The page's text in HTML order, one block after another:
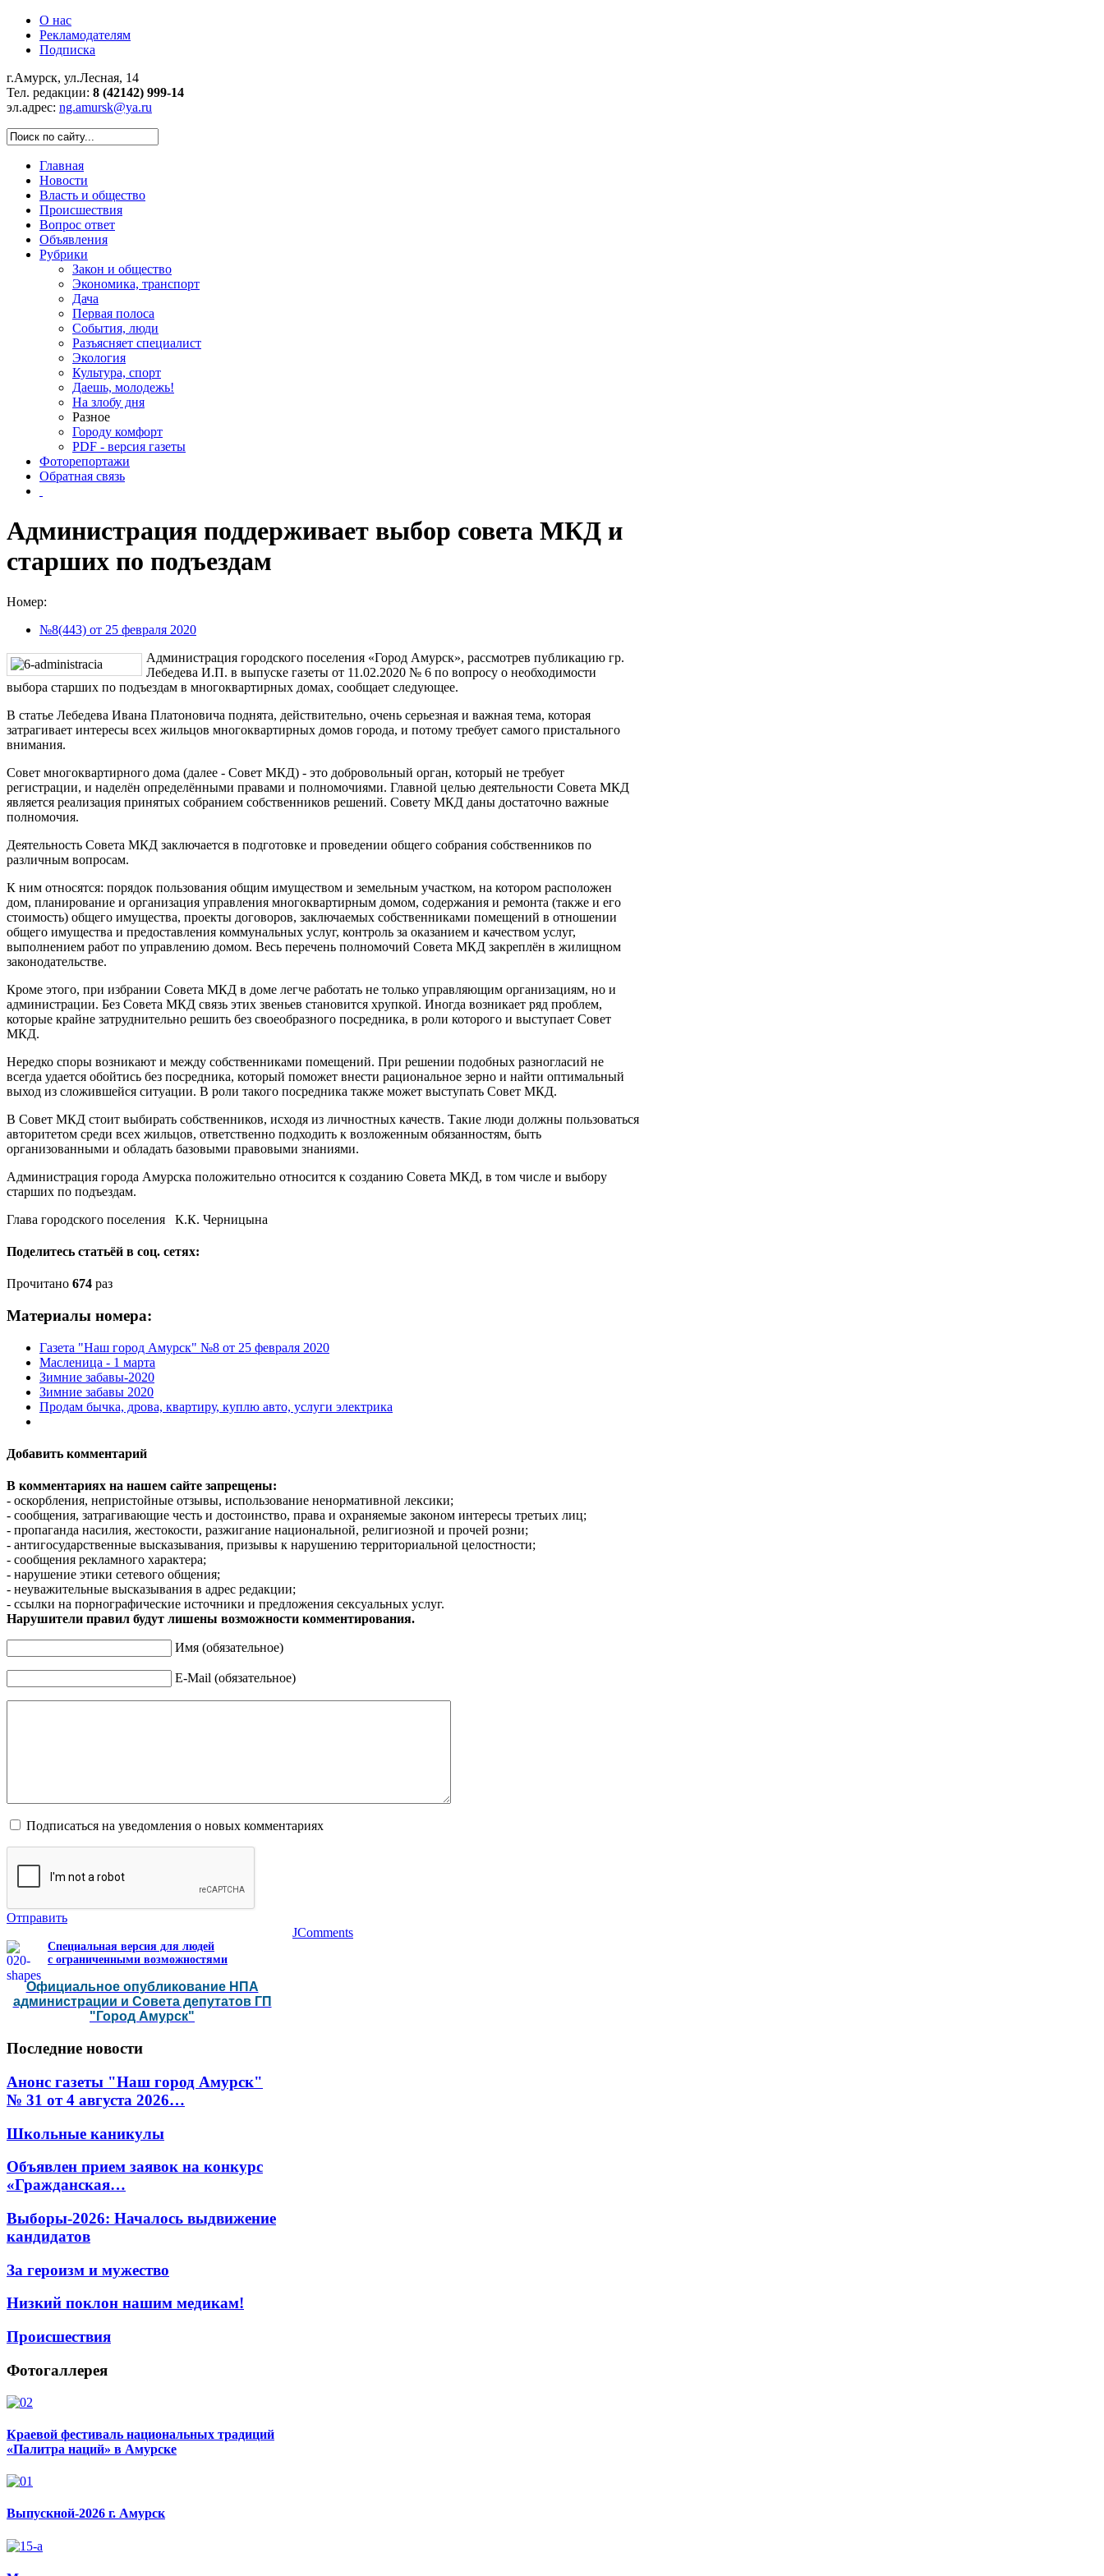
О нас
Рекламодателям
Подписка
г.Амурск, ул.Лесная, 14
Тел. редакции: 8 (42142) 999-14
эл.адрес: ng.amursk@ya.ru
Главная
Новости
Власть и общество
Происшествия
Вопрос ответ
Объявления
Рубрики
Закон и общество
Экономика, транспорт
Дача
Первая полоса
События, люди
Разъясняет специалист
Экология
Культура, спорт
Даешь, молодежь!
На злобу дня
Разное
Городу комфорт
PDF - версия газеты
Фоторепортажи
Обратная связь
Администрация поддерживает выбор совета МКД и
старших по подъездам
Номер:
№8(443) от 25 февраля 2020
Администрация городского поселения «Город Амурск», рассмотрев публикацию гр.
Лебедева И.П. в выпуске газеты от 11.02.2020 № 6 по вопросу о необходимости
выбора старших по подъездам в многоквартирных домах, сообщает следующее.
В статье Лебедева Ивана Платоновича поднята, действительно, очень серьезная и важная тема, которая
затрагивает интересы всех жильцов многоквартирных домов города, и потому требует самого пристального
внимания.
Совет многоквартирного дома (далее - Совет МКД) - это добровольный орган, который не требует
регистрации, и наделён определёнными правами и полномочиями. Главной целью деятельности Совета МКД
является реализация принятых собранием собственников решений. Совету МКД даны достаточно важные
полномочия.
Деятельность Совета МКД заключается в подготовке и проведении общего собрания собственников по
различным вопросам.
К ним относятся: порядок пользования общим имуществом и земельным участком, на котором расположен
дом, планирование и организация управления многоквартирным домом, содержания и ремонта (также и его
стоимость) общего имущества, проекты договоров, заключаемых собственниками помещений в отношении
общего имущества и предоставления коммунальных услуг, контроль за оказанием и качеством услуг,
выполнением работ по управлению домом. Весь перечень полномочий Совета МКД закреплён в жилищном
законодательстве.
Кроме этого, при избрании Совета МКД в доме легче работать не только управляющим организациям, но и
администрации. Без Совета МКД связь этих звеньев становится хрупкой. Иногда возникает ряд проблем,
которые крайне затруднительно решить без своеобразного посредника, в роли которого и выступает Совет
МКД.
Нередко споры возникают и между собственниками помещений. При решении подобных разногласий не
всегда удается обойтись без посредника, который поможет внести рациональное зерно и найти оптимальный
выход из сложившейся ситуации. В роли такого посредника также может выступать Совет МКД.
В Совет МКД стоит выбирать собственников, исходя из личностных качеств. Такие люди должны пользоваться
авторитетом среди всех жильцов, ответственно подходить к возложенным обязанностям, быть
организованными и обладать базовыми правовыми знаниями.
Администрация города Амурска положительно относится к созданию Совета МКД, в том числе и выбору
старших по подъездам.
Глава городского поселения К.К. Черницына
Поделитесь статьёй в соц. сетях:
Прочитано 674 раз
Материалы номера:
Газета "Наш город Амурск" №8 от 25 февраля 2020
Масленица - 1 марта
Зимние забавы-2020
Зимние забавы 2020
Продам бычка, дрова, квартиру, куплю авто, услуги электрика
Добавить комментарий
В комментариях на нашем сайте запрещены:
- оскорбления, непристойные отзывы, использование ненормативной лексики;
- сообщения, затрагивающие честь и достоинство, права и охраняемые законом интересы третьих лиц;
- пропаганда насилия, жестокости, разжигание национальной, религиозной и прочей розни;
- антигосударственные высказывания, призывы к нарушению территориальной целостности;
- сообщения рекламного характера;
- нарушение этики сетевого общения;
- неуважительные высказывания в адрес редакции;
- ссылки на порнографические источники и предложения сексуальных услуг.
Нарушители правил будут лишены возможности комментирования.
Имя (обязательное)
E-Mail (обязательное)
Подписаться на уведомления о новых комментариях
Отправить
JComments
Специальная версия для людей
с ограниченными возможностями
Официальное опубликование НПА
администрации и Совета депутатов ГП
"Город Амурск"
Последние новости
Анонс газеты "Наш город Амурск"
№ 31 от 4 августа 2026…
Школьные каникулы
Объявлен прием заявок на конкурс
«Гражданская…
Выборы-2026: Началось выдвижение
кандидатов
За героизм и мужество
Низкий поклон нашим медикам!
Происшествия
Фотогаллерея
Краевой фестиваль национальных традиций
«Палитра наций» в Амурске
Выпускной-2026 г. Амурск